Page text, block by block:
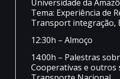
Universidade da
Tema: Experiência de
Transport integração,
12:30h – Almoço
14:00h – Palestras
Cooperativas e outros